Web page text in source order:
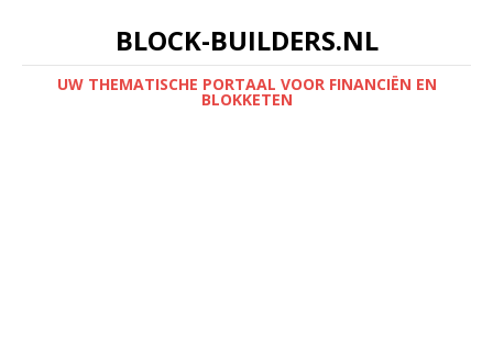
BLOCK-BUILDERS.NL
UW THEMATISCHE PORTAAL VOOR FINANCIËN EN
BLOKKETEN